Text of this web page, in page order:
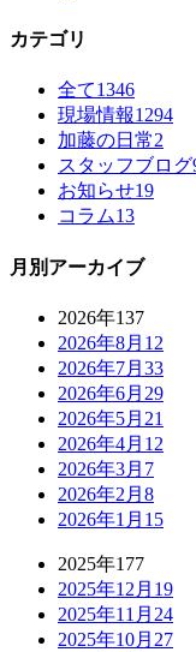
カテゴリ
全て1346
現場情報1294
加藤の日常2
スタッフブログ
お知らせ19
コラム13
月別アーカイブ
2026年137
2026年8月 12
2026年7月 33
2026年6月 29
2026年5月 21
2026年4月 12
2026年3月 7
2026年2月 8
2026年1月 15
2025年177
2025年12月 19
2025年11月 24
2025年10月 27